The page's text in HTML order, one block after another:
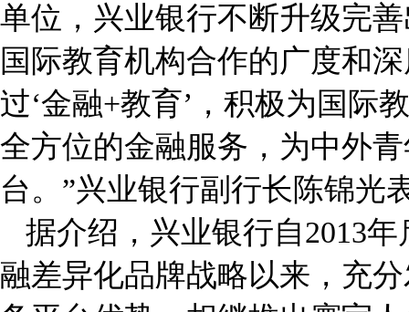
单位，兴业银行不断升级完
国际教育机构合作的广度和
过‘金融+教育’，积极为国际
全方位的金融服务，为中外
台。”兴业银行副行长陈锦光
据介绍，兴业银行自2013
融差异化品牌战略以来，充